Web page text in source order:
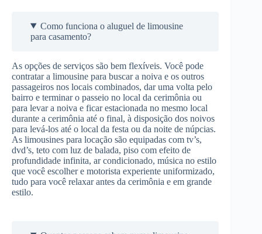
Como funciona o aluguel de limousine
para casamento?
As opções de serviços são bem flexíveis. Você pode
contratar a limousine para buscar a noiva e os outros
passageiros nos locais combinados, dar uma volta pelo
bairro e terminar o passeio no local da cerimônia ou
para levar a noiva e ficar estacionada no mesmo local
durante a cerimônia até o final, à disposição dos noivos
para levá-los até o local da festa ou da noite de núpcias.
As limousines para locação são equipadas com tv’s,
dvd’s, teto com luz de balada, piso com efeito de
profundidade infinita, ar condicionado, música no estilo
que você escolher e motorista experiente uniformizado,
tudo para você relaxar antes da cerimônia e em grande
estilo.